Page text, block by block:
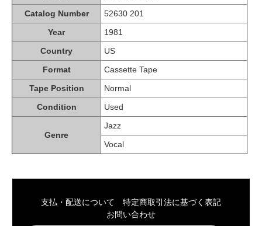
Catalog Number
52630 201
Year
1981
Country
US
Format
Cassette Tape
Tape Position
Normal
Condition
Used
Genre
Jazz
Vocal
支払・配送について
特定商取引法に基づく表記
お問い合わせ